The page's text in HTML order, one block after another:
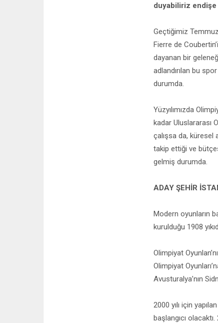
duyabiliriz endişe
Geçtiğimiz
Fierre de
dayanan bir
adlandırılan bu
durumda.
Yüzyılımızda
kadar Uluslararası
çalışsa da, küresel
takip ettiği ve
gelmiş durumda.
ADAY ŞEHİR
Modern oyunların
kurulduğu 1908
Olimpiyat
Olimpiyat
Avusturalya’nın
2000 yılı için
başlangıcı